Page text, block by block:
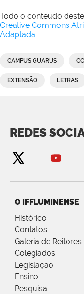
Todo o conteúdo
Creative Commons
Adaptada.
CAMPUS GUARUS
EXTENSÃO LETRAS
REDES
O IFFLUMINENSE
Histórico
Contatos
Galeria de Reitores
Colegiados
Legislação
Ensino
Pesquisa